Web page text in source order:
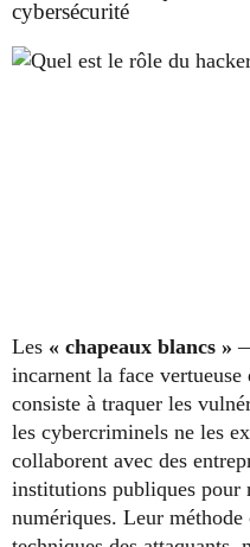
cybersécurité
Les « chapeaux blancs »
incarnent la face
consiste à traquer les
les cybercriminels ne les
collaborent avec des
institutions publiques pour
numériques. Leur